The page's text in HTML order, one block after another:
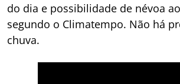
do dia e possibilidade de névoa
segundo o Climatempo. Não há
chuva.